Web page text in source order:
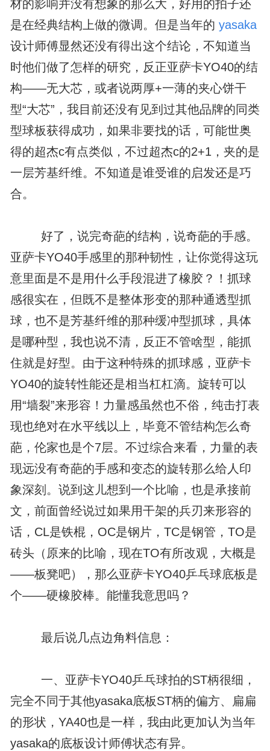
材的影响并没有想象的那么大，好用的拍子还
是在经典结构上做的微调。但是当年的 yasaka
设计师傅显然还没有得出这个结论，不知道当
时他们做了怎样的研究，反正亚萨卡YO40的结
构——无大芯，或者说两厚+一薄的夹心饼干
型“大芯”，我目前还没有见到过其他品牌的同类
型球板获得成功，如果非要找的话，可能世奥
得的超杰c有点类似，不过超杰c的2+1，夹的是
一层芳基纤维。不知道是谁受谁的启发还是巧
合。
好了，说完奇葩的结构，说奇葩的手感。
亚萨卡YO40手感里的那种韧性，让你觉得这玩
意里面是不是用什么手段混进了橡胶？！抓球
感很实在，但既不是整体形变的那种通透型抓
球，也不是芳基纤维的那种缓冲型抓球，具体
是哪种型，我也说不清，反正不管啥型，能抓
住就是好型。由于这种特殊的抓球感，亚萨卡
YO40的旋转性能还是相当杠杠滴。旋转可以
用“墙裂”来形容！力量感虽然也不俗，纯击打表
现也绝对在水平线以上，毕竟不管结构怎么奇
葩，伦家也是个7层。不过综合来看，力量的表
现远没有奇葩的手感和变态的旋转那么给人印
象深刻。说到这儿想到一个比喻，也是承接前
文，前面曾经说过如果用干架的兵刃来形容的
话，CL是铁棍，OC是钢片，TC是钢管，TO是
砖头（原来的比喻，现在TO有所改观，大概是
——板凳吧），那么亚萨卡YO40乒乓球底板是
个——硬橡胶棒。能懂我意思吗？
最后说几点边角料信息：
一、亚萨卡YO40乒乓球拍的ST柄很细，
完全不同于其他yasaka底板ST柄的偏方、扁扁
的形状，YA40也是一样，我由此更加认为当年
yasaka的底板设计师傅状态有异。